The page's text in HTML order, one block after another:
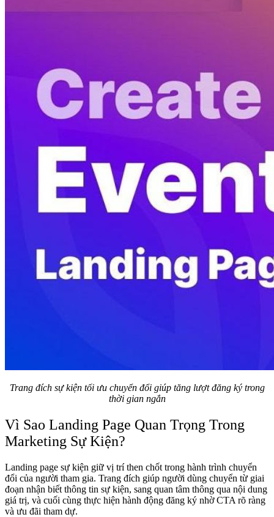
Trang đích sự kiện tối ưu chuyển đổi giúp tăng lượt đăng ký trong
thời gian ngắn
Vì Sao Landing Page Quan Trọng Trong
Marketing Sự Kiện?
Landing page sự kiện giữ vị trí then chốt trong hành trình chuyển
đổi của người tham gia. Trang đích giúp người dùng chuyển từ giai
đoạn nhận biết thông tin sự kiện, sang quan tâm thông qua nội dung
giá trị, và cuối cùng thực hiện hành động đăng ký nhờ CTA rõ ràng
và ưu đãi tham dự.